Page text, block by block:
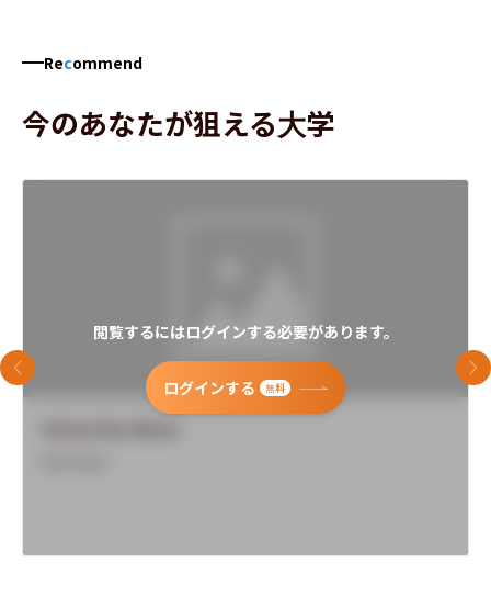
Recommend
今のあなたが狙える大学
閲覧するにはログインする必要があります。
ログインする 無料
前のスライド 次